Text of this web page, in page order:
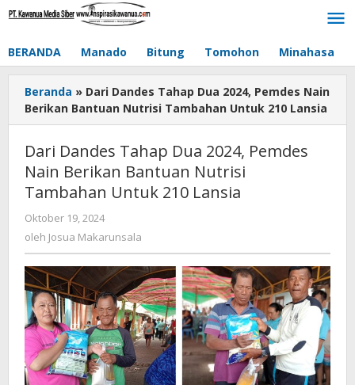
Lewati
BERANDA Manado Bitung Tomohon Minahasa
Beranda » Dari Dandes Tahap Dua 2024, Pemdes Nain
Berikan Bantuan Nutrisi Tambahan Untuk 210 Lansia
Dari Dandes Tahap Dua 2024, Pemdes
Nain Berikan Bantuan Nutrisi
Tambahan Untuk 210 Lansia
Oktober 19, 2024
Josua
oleh Josua Makarunsala